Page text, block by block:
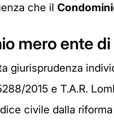
che il
mero ente
giurisprudenza
2015 e T.A.R.
civile dalla